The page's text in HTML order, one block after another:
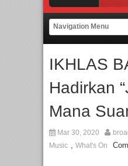
Rayakan Perpaduan Warisan Dan
Twilite Orchestra Presents The
IKHLAS
Hadirkan
Mana
Mar 30, 2020
Music , What's On